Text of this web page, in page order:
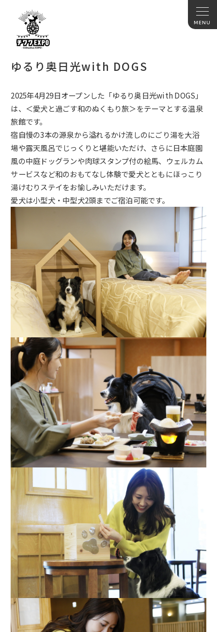
ゆるり奥日光with DOGS
2025年4月29日オープンした「ゆるり奥日光with DOGS」
は、＜愛犬と過ごす和のぬくもり旅＞をテーマとする温泉
旅館です。
宿自慢の3本の源泉から溢れるかけ流しのにごり湯を大浴
場や露天風呂でじっくりと堪能いただけ、さらに日本庭園
風の中庭ドッグランや肉球スタンプ付の絵馬、ウェルカム
サービスなど和のおもてなし体験で愛犬とともにほっこり
湯けむりステイをお愉しみいただけます。
愛犬は小型犬・中型犬2頭までご宿泊可能です。